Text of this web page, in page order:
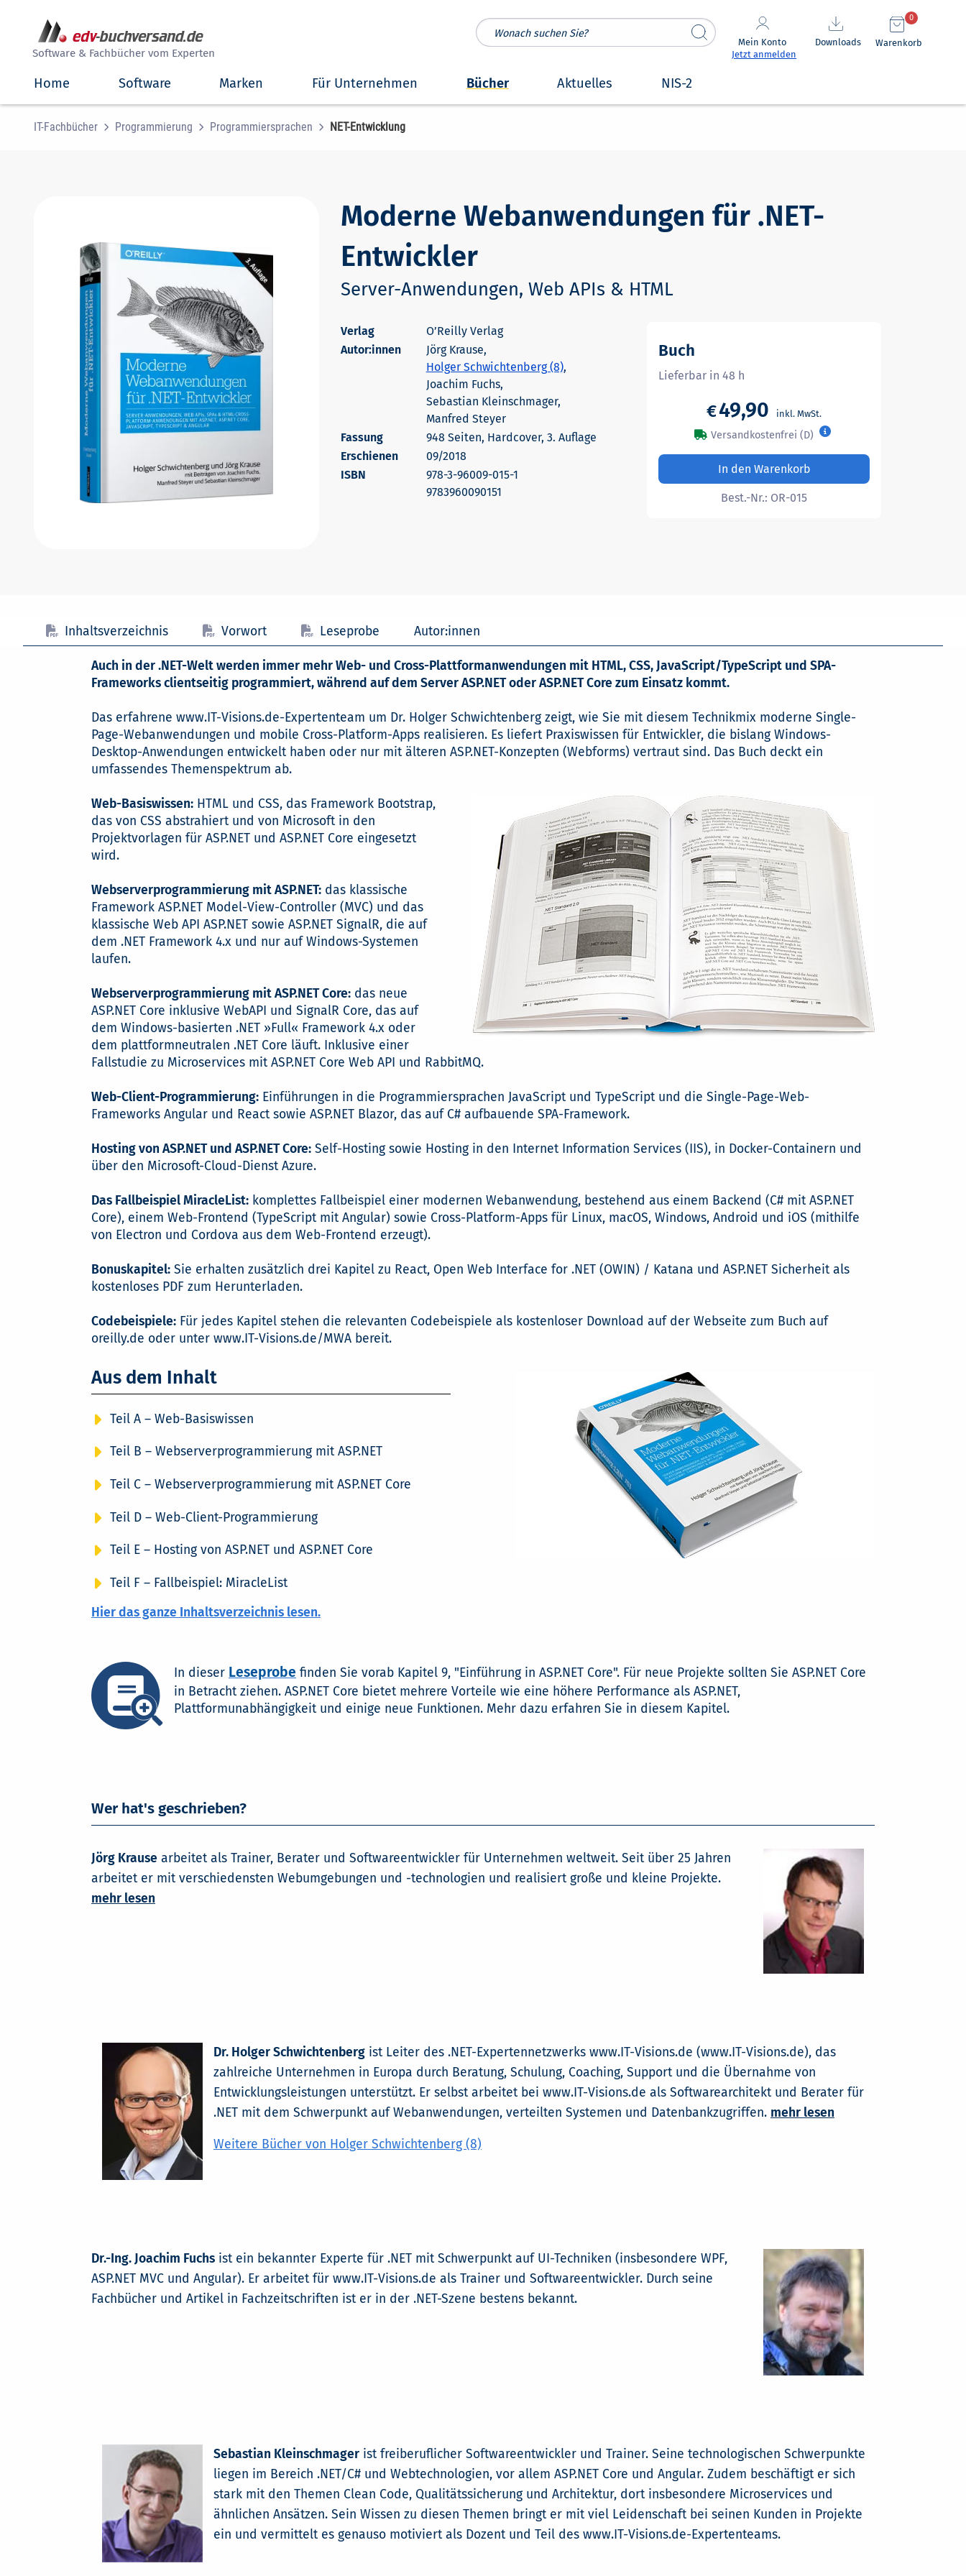
Software & Fachbücher vom Experten
Mein Konto
Jetzt anmelden
Downloads Warenkorb
0
Home Software Marken Für Unternehmen Bücher Aktuelles NIS-2
IT-Fachbücher Programmierung Programmiersprachen NET-Entwicklung
Moderne Webanwendungen für .NET-
Entwickler
Server-Anwendungen, Web APIs & HTML
O’Reilly Verlag
Autor:innen
Jörg Krause,
Holger Schwichtenberg (8),
Joachim Fuchs,
Sebastian Kleinschmager,
Manfred Steyer
948 Seiten, Hardcover, 3. Auflage
Erschienen
09/2018
978-3-96009-015-1
9783960090151
Buch
Lieferbar in 48 h
€49,90
Versandkostenfrei (D)
In den Warenkorb
Best.-Nr.: OR-015
Inhaltsverzeichnis Vorwort Leseprobe Autor:innen
Auch in der .NET-Welt werden immer mehr Web- und Cross-Plattformanwendungen mit HTML, CSS, JavaScript/TypeScript und SPA-
Frameworks clientseitig programmiert, während auf dem Server ASP.NET oder ASP.NET Core zum Einsatz kommt.
Das erfahrene www.IT-Visions.de-Expertenteam um Dr. Holger Schwichtenberg zeigt, wie Sie mit diesem Technikmix moderne Single-
Page-Webanwendungen und mobile Cross-Platform-Apps realisieren. Es liefert Praxiswissen für Entwickler, die bislang Windows-
Desktop-Anwendungen entwickelt haben oder nur mit älteren ASP.NET-Konzepten (Webforms) vertraut sind. Das Buch deckt ein
umfassendes Themenspektrum ab.
Web-Basiswissen:HTML und CSS, das Framework Bootstrap,
das von CSS abstrahiert und von Microsoft in den
Projektvorlagen für ASP.NET und ASP.NET Core eingesetzt
wird.
Webserverprogrammierung mit ASP.NET:das klassische
Framework ASP.NET Model-View-Controller (MVC) und das
klassische Web API ASP.NET sowie ASP.NET SignalR, die auf
dem .NET Framework 4.x und nur auf Windows-Systemen
laufen.
Webserverprogrammierung mit ASP.NET Core:das neue
ASP.NET Core inklusive WebAPI und SignalR Core, das auf
dem Windows-basierten .NET »Full« Framework 4.x oder
dem plattformneutralen .NET Core läuft. Inklusive einer
Fallstudie zu Microservices mit ASP.NET Core Web API und RabbitMQ.
Web-Client-Programmierung:Einführungen in die Programmiersprachen JavaScript und TypeScript und die Single-Page-Web-
Frameworks Angular und React sowie ASP.NET Blazor, das auf C# aufbauende SPA-Framework.
Hosting von ASP.NET und ASP.NET Core:Self-Hosting sowie Hosting in den Internet Information Services (IIS), in Docker-Containern und
über den Microsoft-Cloud-Dienst Azure.
Das Fallbeispiel MiracleList:komplettes Fallbeispiel einer modernen Webanwendung, bestehend aus einem Backend (C# mit ASP.NET
Core), einem Web-Frontend (TypeScript mit Angular) sowie Cross-Platform-Apps für Linux, macOS, Windows, Android und iOS (mithilfe
von Electron und Cordova aus dem Web-Frontend erzeugt).
Bonuskapitel:Sie erhalten zusätzlich drei Kapitel zu React, Open Web Interface for .NET (OWIN) / Katana und ASP.NET Sicherheit als
kostenloses PDF zum Herunterladen.
Codebeispiele:Für jedes Kapitel stehen die relevanten Codebeispiele als kostenloser Download auf der Webseite zum Buch auf
oreilly.de oder unter www.IT-Visions.de/MWA bereit.
Aus dem Inhalt
Teil A – Web-Basiswissen
Teil B – Webserverprogrammierung mit ASP.NET
Teil C – Webserverprogrammierung mit ASP.NET Core
Teil D – Web-Client-Programmierung
Teil E – Hosting von ASP.NET und ASP.NET Core
Teil F – Fallbeispiel: MiracleList
Hier das ganze Inhaltsverzeichnis lesen.
In dieser Leseprobe finden Sie vorab Kapitel 9, "Einführung in ASP.NET Core". Für neue Projekte sollten Sie ASP.NET Core
in Betracht ziehen. ASP.NET Core bietet mehrere Vorteile wie eine höhere Performance als ASP.NET,
Plattformunabhängigkeit und einige neue Funktionen. Mehr dazu erfahren Sie in diesem Kapitel.
Wer hat's geschrieben?
Jörg Krause arbeitet als Trainer, Berater und Softwareentwickler für Unternehmen weltweit. Seit über 25 Jahren
arbeitet er mit verschiedensten Webumgebungen und -technologien und realisiert große und kleine Projekte.
mehr lesen
Dr. Holger Schwichtenbergist Leiter des .NET-Expertennetzwerks www.IT-Visions.de (www.IT-Visions.de), das
zahlreiche Unternehmen in Europa durch Beratung, Schulung, Coaching, Support und die Übernahme von
Entwicklungsleistungen unterstützt. Er selbst arbeitet bei www.IT-Visions.de als Softwarearchitekt und Berater für
.NET mit dem Schwerpunkt auf Webanwendungen, verteilten Systemen und Datenbankzugriffen. mehr lesen
Weitere Bücher von Holger Schwichtenberg (8)
Dr.-Ing. Joachim Fuchsist ein bekannter Experte für .NET mit Schwerpunkt auf UI-Techniken (insbesondere WPF,
ASP.NET MVC und Angular). Er arbeitet für www.IT-Visions.de als Trainer und Softwareentwickler. Durch seine
Fachbücher und Artikel in Fachzeitschriften ist er in der .NET-Szene bestens bekannt.
Sebastian Kleinschmagerist freiberuflicher Softwareentwickler und Trainer. Seine technologischen Schwerpunkte
liegen im Bereich .NET/C# und Webtechnologien, vor allem ASP.NET Core und Angular. Zudem beschäftigt er sich
stark mit den Themen Clean Code, Qualitätssicherung und Architektur, dort insbesondere Microservices und
ähnlichen Ansätzen. Sein Wissen zu diesen Themen bringt er mit viel Leidenschaft bei seinen Kunden in Projekte
ein und vermittelt es genauso motiviert als Dozent und Teil des www.IT-Visions.de-Expertenteams.